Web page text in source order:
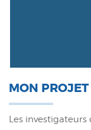
MON
Les